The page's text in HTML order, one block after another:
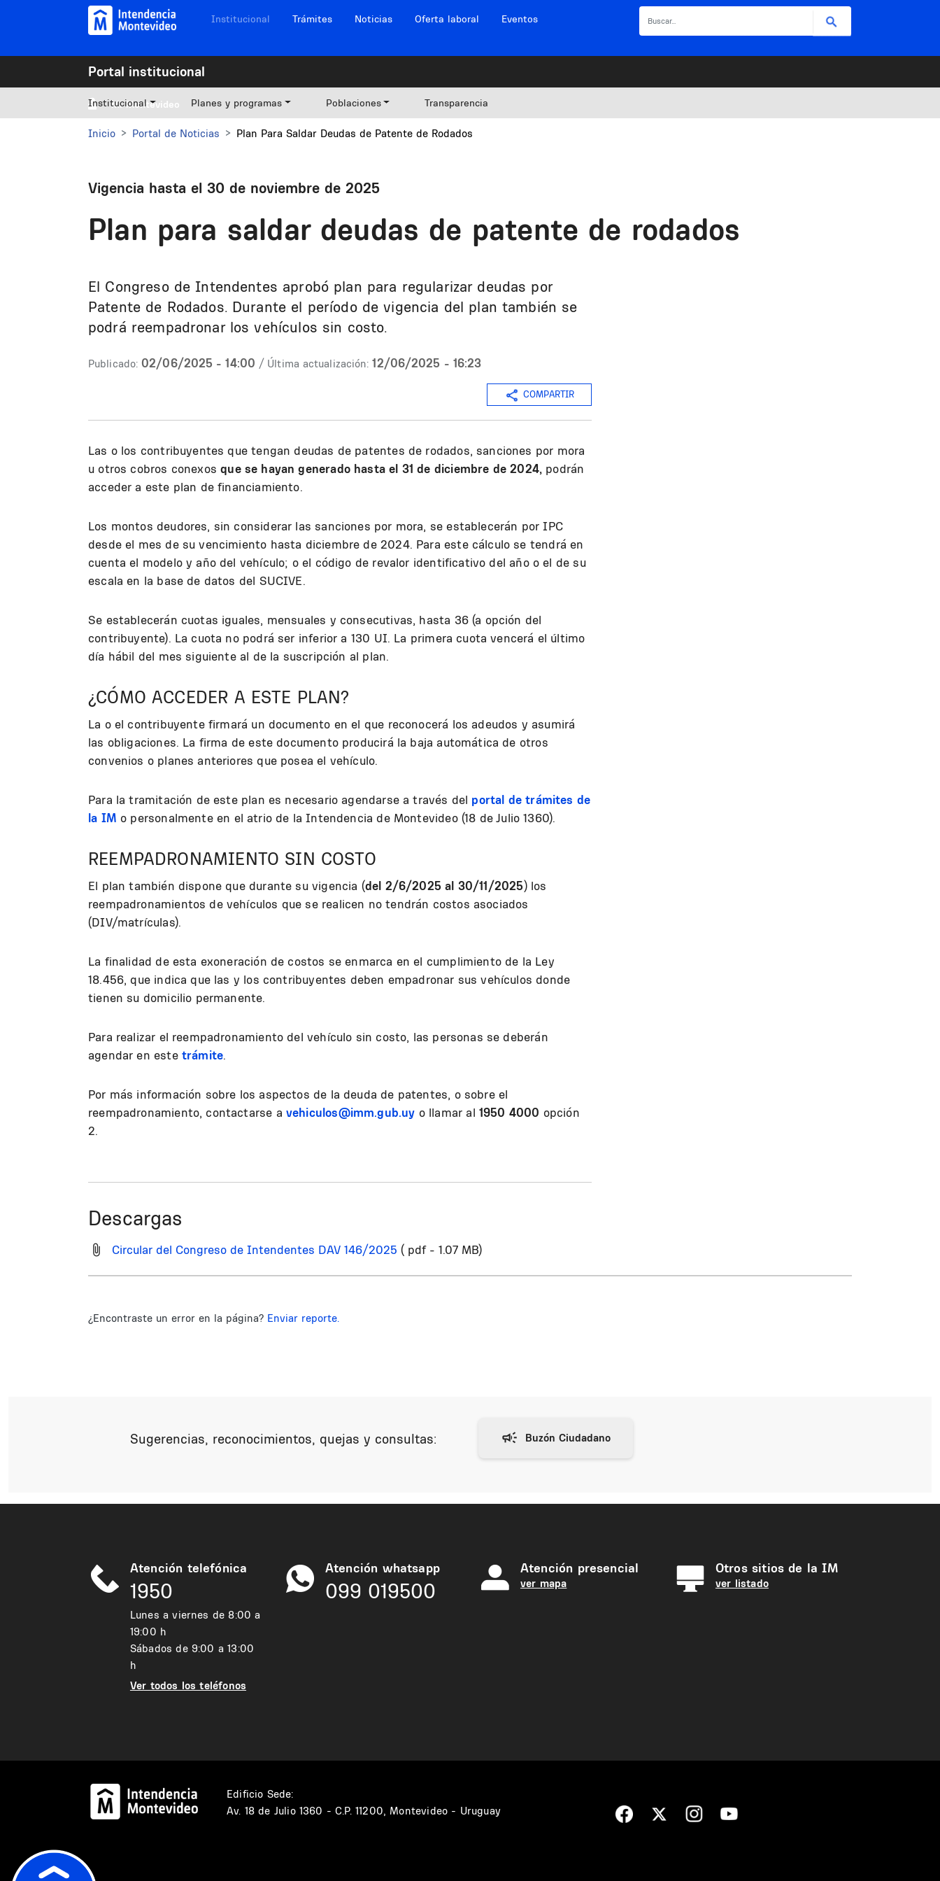
Pasar al contenido principal Navegación sitios
Institucional Trámites Noticias Oferta laboral Eventos
Portal institucional
Mi Montevideo
Institucional Planes y programas Poblaciones Transparencia
Inicio Portal de Noticias Plan Para Saldar Deudas de Patente de Rodados
Vigencia hasta el 30 de noviembre de 2025
Plan para saldar deudas de patente de rodados
El Congreso de Intendentes aprobó plan para regularizar deudas por
Patente de Rodados. Durante el período de vigencia del plan también se
podrá reempadronar los vehículos sin costo.
Publicado: 02/06/2025 - 14:00 / Última actualización: 12/06/2025 - 16:23
COMPARTIR
Las o los contribuyentes que tengan deudas de patentes de rodados, sanciones por mora
u otros cobros conexosque se hayan generado hasta el 31 de diciembre de 2024, podrán
acceder a este plan de financiamiento.
Los montos deudores, sin considerar las sanciones por mora, se establecerán por IPC
desde el mes de su vencimiento hasta diciembre de 2024. Para este cálculo se tendrá en
cuenta el modelo y año del vehículo; o el código de revalor identificativo del año o el de su
escala en la base de datos del SUCIVE.
Se establecerán cuotas iguales, mensuales y consecutivas, hasta 36 (a opción del
contribuyente). La cuota no podrá ser inferior a 130 UI. La primera cuota vencerá el último
día hábil del mes siguiente al de la suscripción al plan.
¿CÓMO ACCEDER A ESTE PLAN?
La o el contribuyente firmará un documento en el que reconocerá los adeudos y asumirá
las obligaciones. La firma de este documento producirá la baja automática de otros
convenios o planes anteriores que posea el vehículo.
Para la tramitación de este plan es necesario agendarse a través del portal de trámites de
la IM o personalmente en el atrio de la Intendencia de Montevideo (18 de Julio 1360).
REEMPADRONAMIENTO SIN COSTO
El plan también dispone que durante su vigencia (del 2/6/2025 al 30/11/2025) los
reempadronamientos de vehículos que se realicen no tendrán costos asociados
(DIV/matrículas).
La finalidad de esta exoneración de costos se enmarca en el cumplimiento de la Ley
18.456, que indica que las y los contribuyentes deben empadronar sus vehículos donde
tienen su domicilio permanente.
Para realizar el reempadronamiento del vehículo sin costo, las personas se deberán
agendar en este trámite.
Por más información sobre los aspectos de la deuda de patentes, o sobre el
reempadronamiento, contactarse a vehiculos@imm.gub.uy o llamar al 1950 4000 opción
2.
Descargas
Circular del Congreso de Intendentes DAV 146/2025 ( pdf - 1.07 MB)
¿Encontraste un error en la página? Enviar reporte.
Sugerencias, reconocimientos, quejas y consultas:
Atención telefónica
1950
Lunes a viernes de 8:00 a
19:00 h
Sábados de 9:00 a 13:00
h
Ver todos los teléfonos
Atención whatsapp
099 019500
Atención presencial
ver mapa
Otros sitios de la IM
ver listado
Edificio Sede:
Av. 18 de Julio 1360 - C.P. 11200, Montevideo - Uruguay